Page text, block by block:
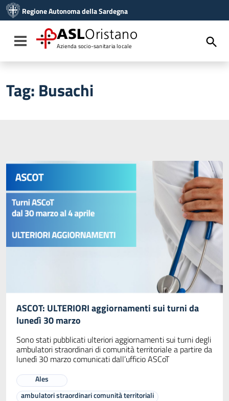
Vai al menu di navigazione
Vai al footer
Regione Autonoma della Sardegna
Toggle navigation
ASLOristano
Azienda socio-sanitaria locale
Tag: Busachi
ASCOT: ULTERIORI aggiornamenti sui turni da
lunedì 30 marzo
Sono stati pubblicati ulteriori aggiornamenti sui turni degli
ambulatori straordinari di comunità territoriale a partire da
lunedì 30 marzo comunicati dall’ufficio ASCoT
Ales
ambulatori straordinari comunità territoriali